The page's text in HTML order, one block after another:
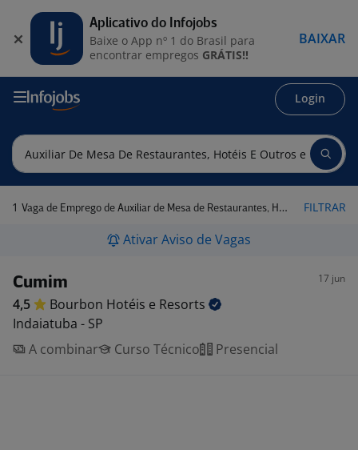
Login
1 Vaga de Emprego de Auxiliar de Mesa de Restaurantes, Hotéis e Outros em Indaiatuba - SP FILTRAR
Ativar Aviso de Vagas
Cumim 17 jun
4,5 Bourbon Hotéis e Resorts
Indaiatuba - SP
A combinar
Curso Técnico Presencial
Aplicativo do Infojobs
Baixe o App nº 1 do Brasil para
encontrar empregos GRÁTIS!!
BAIXAR